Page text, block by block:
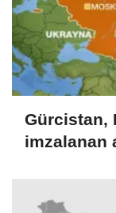
Gürcistan,
imzalanan